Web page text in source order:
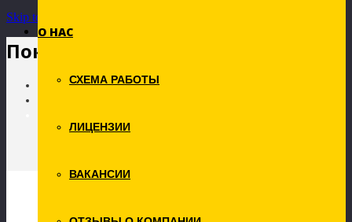
О НАС
СХЕМА РАБОТЫ
ЛИЦЕНЗИИ
ВАКАНСИИ
Skip to Content
Покупка лома
Главная